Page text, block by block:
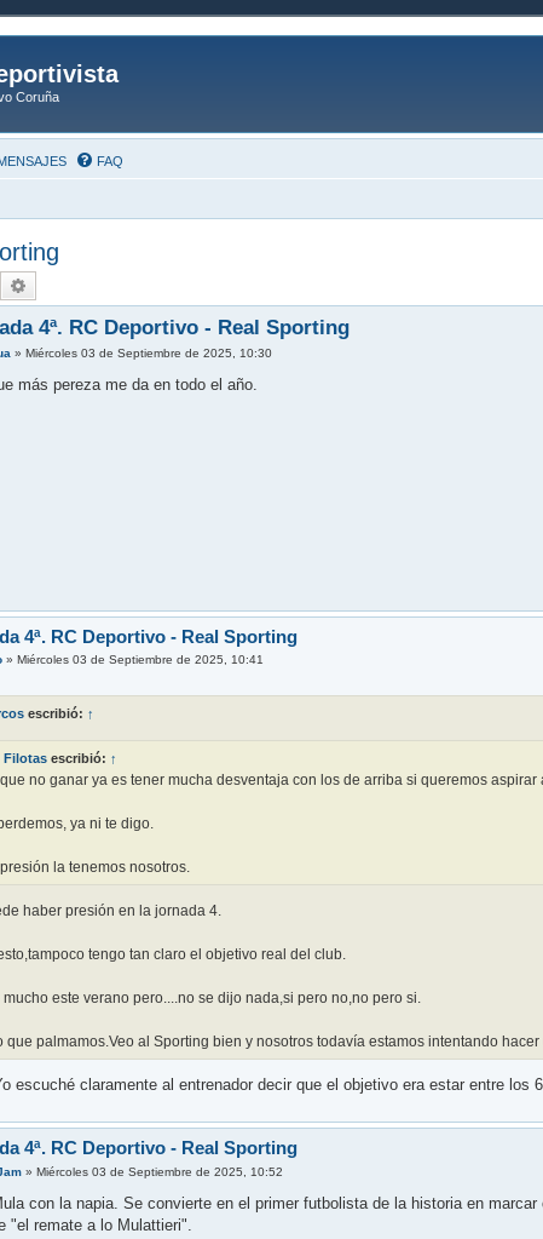
Coruña
FAQ
Buscar
4ª. RC Deportivo - Real Sporting
»Miércoles 03 de Septiembre de 2025, 10:30
más pereza me da en todo el año.
4ª. RC Deportivo - Real Sporting
»Miércoles 03 de Septiembre de 2025, 10:41
escribió: ↑
Filotas escribió: ↑
no ganar ya es tener mucha desventaja con los de arriba si queremos aspirar
ya ni te digo.
la tenemos nosotros.
haber presión en la jornada 4.
tengo tan claro el objetivo real del club.
mucho este verano pero....no se dijo nada,si pero no,no pero si.
que palmamos.Veo al Sporting bien y nosotros todavía estamos intentando
escuché claramente al entrenador decir que el objetivo era estar entre los
4ª. RC Deportivo - Real Sporting
»Miércoles 03 de Septiembre de 2025, 10:52
con la napia. Se convierte en el primer futbolista de la historia en
"el remate a lo Mulattieri".